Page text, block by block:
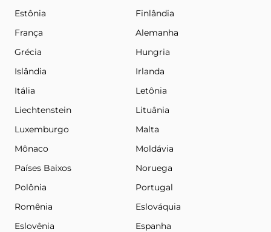
Estônia
Finlândia
França
Alemanha
Grécia
Hungria
Islândia
Irlanda
Itália
Letônia
Liechtenstein
Lituânia
Luxemburgo
Malta
Mônaco
Moldávia
Países Baixos
Noruega
Polônia
Portugal
Romênia
Eslováquia
Eslovênia
Espanha